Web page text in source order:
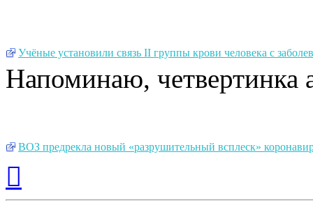
Учёные установили связь II группы крови человека с
Напоминаю, четвертинка
ВОЗ предрекла новый «разрушительный всплеск»
началу